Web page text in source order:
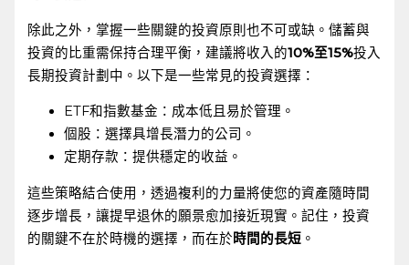
除此之外，掌握一些關鍵的投資原則也不可或缺。儲蓄與
投資的比重需保持合理平衡，建議將收入的10%至15%投入
長期投資計劃中。以下是一些常見的投資選擇：
ETF和指數基金：成本低且易於管理。
個股：選擇具增長潛力的公司。
定期存款：提供穩定的收益。
這些策略結合使用，透過複利的力量將使您的資產隨時間
逐步增長，讓提早退休的願景愈加接近現實。記住，投資
的關鍵不在於時機的選擇，而在於時間的長短 。